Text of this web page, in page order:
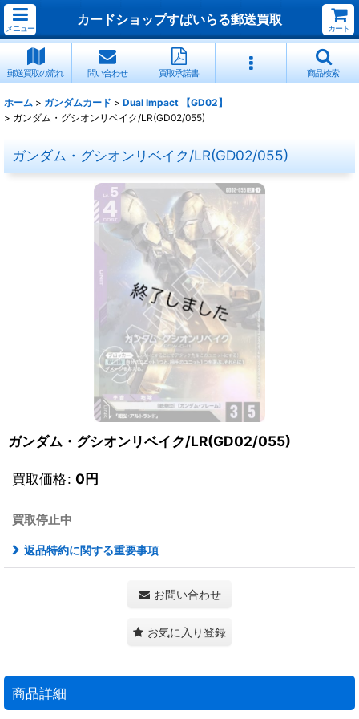
メニュー
カードショップすぱいらる郵送買取
カート
郵送買取の流れ 問い合わせ 買取承諾書 商品検索
ホーム > ガンダムカード > Dual Impact 【GD02】
> ガンダム・グシオンリベイク/LR(GD02/055)
ガンダム・グシオンリベイク/LR(GD02/055)
ガンダム・グシオンリベイク/LR(GD02/055)
買取価格: 0円
買取停止中
返品特約に関する重要事項
お問い合わせ
お気に入り登録
商品詳細